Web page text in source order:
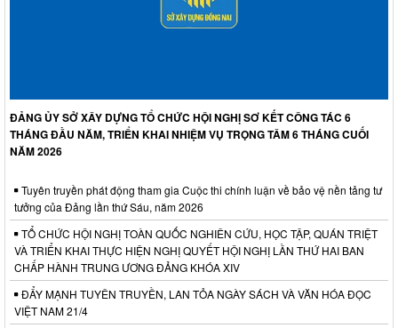
ĐẢNG ỦY SỞ XÂY DỰNG TỔ CHỨC HỘI NGHỊ SƠ KẾT CÔNG TÁC 6
THÁNG ĐẦU NĂM, TRIỂN KHAI NHIỆM VỤ TRỌNG TÂM 6 THÁNG CUỐI
NĂM 2026
Tuyên truyền phát động tham gia Cuộc thi chính luận về bảo vệ nền tảng tư
tưởng của Đảng lần thứ Sáu, năm 2026
TỔ CHỨC HỘI NGHỊ TOÀN QUỐC NGHIÊN CỨU, HỌC TẬP, QUÁN TRIỆT
VÀ TRIỂN KHAI THỰC HIỆN NGHỊ QUYẾT HỘI NGHỊ LẦN THỨ HAI BAN
CHẤP HÀNH TRUNG ƯƠNG ĐẢNG KHÓA XIV
ĐẨY MẠNH TUYÊN TRUYỀN, LAN TỎA NGÀY SÁCH VÀ VĂN HÓA ĐỌC
VIỆT NAM 21/4